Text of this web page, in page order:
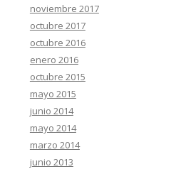
noviembre 2017
octubre 2017
octubre 2016
enero 2016
octubre 2015
mayo 2015
junio 2014
mayo 2014
marzo 2014
junio 2013